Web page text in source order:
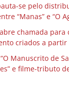
se pelo
“Manas” e “O
chamada
criados a
Manuscrito de
e filme-tributo